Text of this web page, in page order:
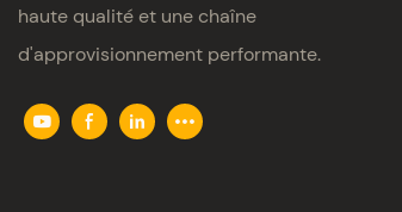
haute qualité et une chaîne
d'approvisionnement performante.